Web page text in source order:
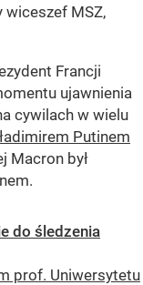
wiceszef MSZ,
Francji
ujawnienia
cywilach w wielu
Putinem
Macron był
do śledzenia
prof. Uniwersytetu